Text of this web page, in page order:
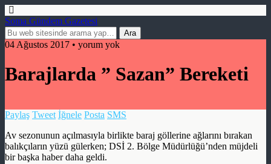
Soma Gündem Gazetesi
04 Ağustos 2017 • yorum yok
Barajlarda ” Sazan” Bereketi
Paylaş Tweet İğnele Posta SMS
Av sezonunun açılmasıyla birlikte baraj göllerine ağlarını bırakan
balıkçıların yüzü gülerken; DSİ 2. Bölge Müdürlüğü’nden müjdeli
bir başka haber daha geldi.